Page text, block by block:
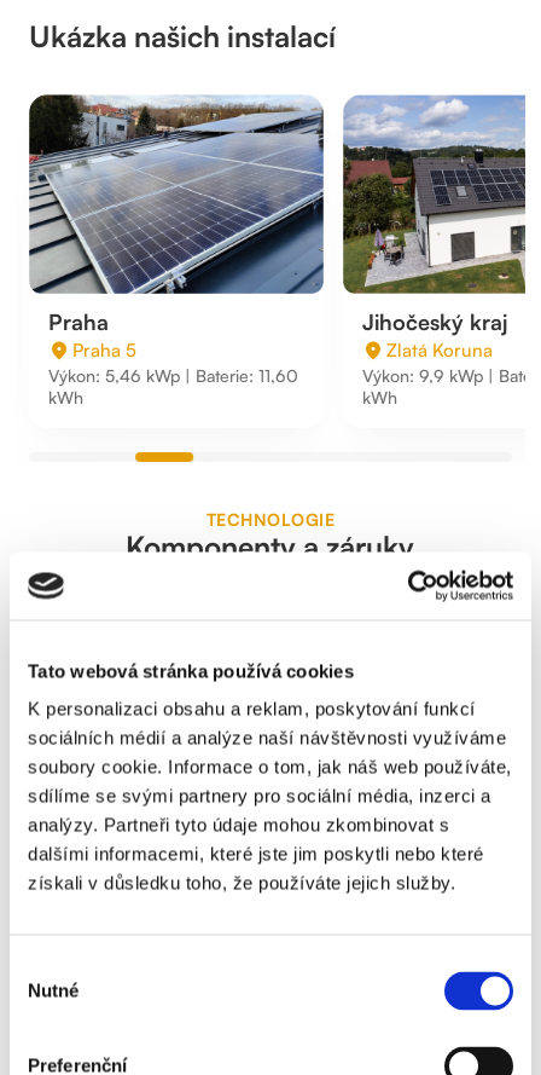
Tato webová stránka používá cookies
K personalizaci obsahu a reklam, poskytování funkcí
sociálních médií a analýze naší návštěvnosti využíváme
soubory cookie. Informace o tom, jak náš web používáte,
sdílíme se svými partnery pro sociální média, inzerci a
analýzy. Partneři tyto údaje mohou zkombinovat s
dalšími informacemi, které jste jim poskytli nebo které
získali v důsledku toho, že používáte jejich služby.
souhlasu
Nutné
Preferenční
Ukázka našich instalací
Praha
Praha 5
Výkon: 5,46 kWp | Baterie: 11,60
kWh
Jihočeský kraj
Zlatá Koruna
Výkon: 9,9 kWp |
kWh
TECHNOLOGIE
Komponenty a záruky
Fotovoltaické panely
Splňuje podmínky Nová zelená